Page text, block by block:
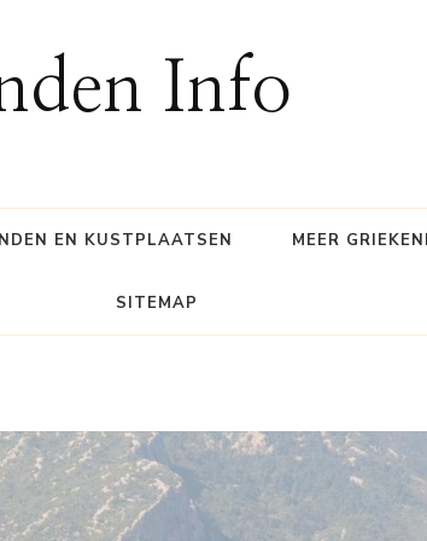
Info
EN KUSTPLAATSEN MEER
SITEMAP